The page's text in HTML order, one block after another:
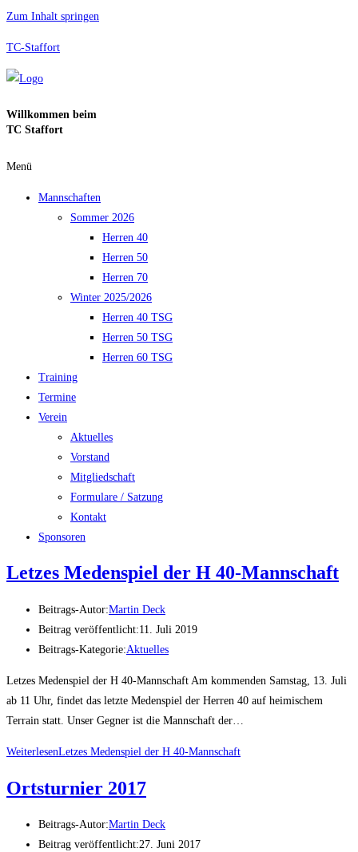
Zum Inhalt springen
TC-Staffort
Willkommen beim
TC Staffort
Menü
Mannschaften
Sommer 2026
Herren 40
Herren 50
Herren 70
Winter 2025/2026
Herren 40 TSG
Herren 50 TSG
Herren 60 TSG
Training
Termine
Verein
Aktuelles
Vorstand
Mitgliedschaft
Formulare / Satzung
Kontakt
Sponsoren
Letzes Medenspiel der H 40-Mannschaft
Beitrags-Autor:Martin Deck
Beitrag veröffentlicht:11. Juli 2019
Beitrags-Kategorie:Aktuelles
Letzes Medenspiel der H 40-Mannschaft Am kommenden Samstag, 13. Juli
ab 11 Uhr, findet das letzte Medenspiel der Herren 40 auf heimischem
Terrain statt. Unser Gegner ist die Mannschaft der…
WeiterlesenLetzes Medenspiel der H 40-Mannschaft
Ortsturnier 2017
Beitrags-Autor:Martin Deck
Beitrag veröffentlicht:27. Juni 2017